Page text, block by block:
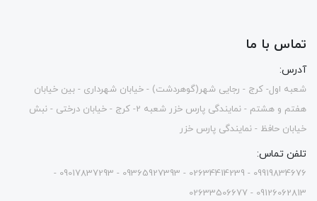
تماس با ما
آدرس:
شعبه اول- کرج - رجایی شهر(گوهردشت) - خیابان شهرداری - بین خیابان
هفتم و هشتم - نمایندگی پارس خزر شعبه 2- کرج - خیابان درختی - نبش
خیابان حافظ - نمایندگی پارس خزر
تلفن تماس:
09919834676 - 02634414239 - 09365927393 - 09017837293 -
09126062813 - 02633506677